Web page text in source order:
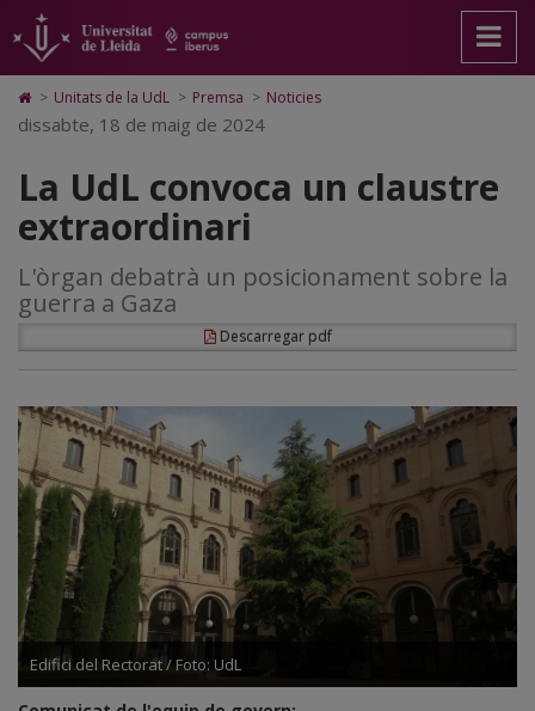
La
UdL
convoca
un
claustre
extraordinari
pàgina
principal.
Universitat
Lleida
contingut
principal
Mapa
Web.
Universitat
Cerca
Accessibilitat.
Universitat
Lleida
Icono
de
Home
a
la
página
inicio
> Unitats de la UdL > Premsa > Noticies
dissabte, 18 de maig de 2024
La UdL convoca un claustre
extraordinari
L'òrgan debatrà un posicionament sobre la
guerra a Gaza
Descarregar pdf
Edifici del Rectorat / Foto: UdL